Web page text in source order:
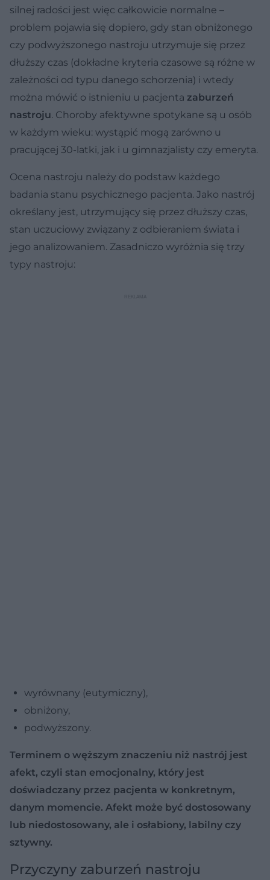
silnej radości jest więc całkowicie normalne –
problem pojawia się dopiero, gdy stan obniżonego
czy podwyższonego nastroju utrzymuje się przez
dłuższy czas (dokładne kryteria czasowe są różne w
zależności od typu danego schorzenia) i wtedy
można mówić o istnieniu u pacjenta zaburzeń
nastroju. Choroby afektywne spotykane są u osób
w każdym wieku: wystąpić mogą zarówno u
pracującej 30-latki, jak i u gimnazjalisty czy emeryta.
Ocena nastroju należy do podstaw każdego
badania stanu psychicznego pacjenta. Jako nastrój
określany jest, utrzymujący się przez dłuższy czas,
stan uczuciowy związany z odbieraniem świata i
jego analizowaniem. Zasadniczo wyróżnia się trzy
typy nastroju:
wyrównany (eutymiczny),
obniżony,
podwyższony.
Terminem o węższym znaczeniu niż nastrój jest
afekt, czyli stan emocjonalny, który jest
doświadczany przez pacjenta w konkretnym,
danym momencie. Afekt może być dostosowany
lub niedostosowany, ale i osłabiony, labilny czy
sztywny.
Przyczyny zaburzeń nastroju